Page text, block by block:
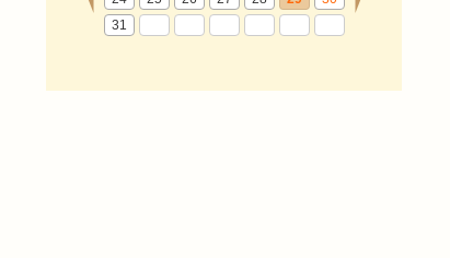
31